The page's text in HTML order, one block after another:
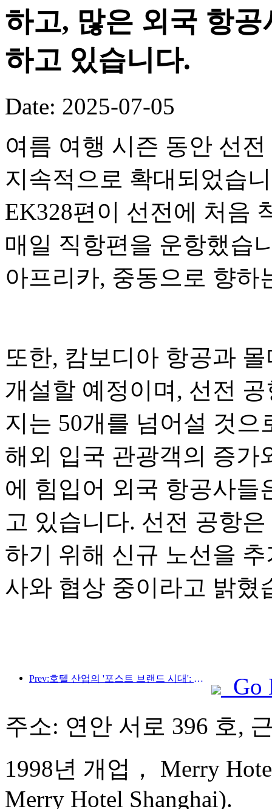
하고, 많은 외국 항
하고 있습니다.
Date: 2025-07-05
여름 여행 시즌 동안 선
지속적으로 확대되었습
EK328편이 선전에 처음
매일 직항편을 운항했습
아프리카, 중동으로 향하
또한, 캄보디아 항공과
개설할 예정이며, 선전
지는 50개를 넘어설 것
해외 입국 관광객의 증가
에 힘입어 외국 항공사들
고 있습니다. 선전 공항
하기 위해 신규 노선을
사와 협상 중이라고 밝혔
Prev:호텔 산업의 '포스트 브랜드 시대': 규모 확장에서 효율성 우선으로
Go
주소: 연안 서로 396 호,
1998년 개업， Merry
Merry Hotel Shanghai).